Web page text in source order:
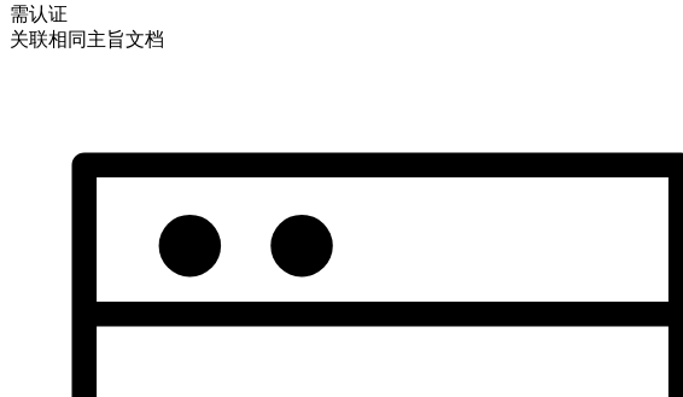
需认证
关联相同主旨文档